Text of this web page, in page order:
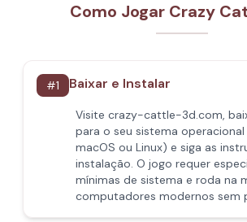
Como Jogar Crazy
#1 Baixar e Instalar
Visite crazy-cattle-3d.com,
para o seu sistema operacional
macOS ou Linux) e siga as
instalação. O jogo requer
mínimas de sistema e roda na
computadores modernos sem